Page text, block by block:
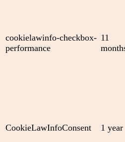
cookielawinfo-checkbox-
performance
11
CookieLawInfoConsent 1 year